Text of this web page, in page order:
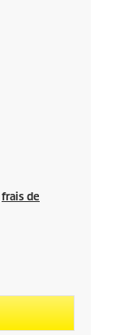
frais de